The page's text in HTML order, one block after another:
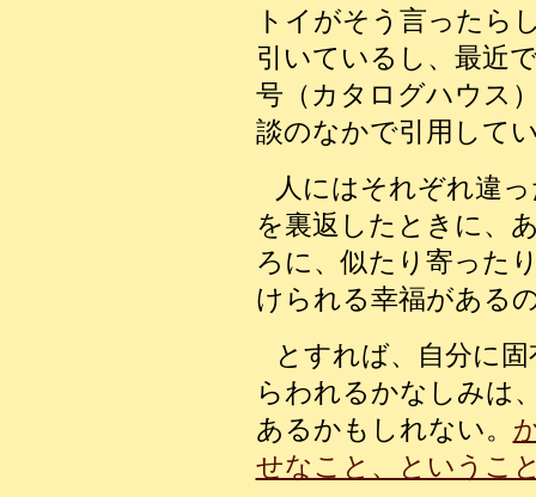
トイがそう言ったら
引いているし、最近
号（カタログハウス
談のなかで引用して
人にはそれぞれ違
を裏返したときに、
ろに、似たり寄った
けられる幸福がある
とすれば、自分に
らわれるかなしみは
あるかもしれない。
せなこと、というこ